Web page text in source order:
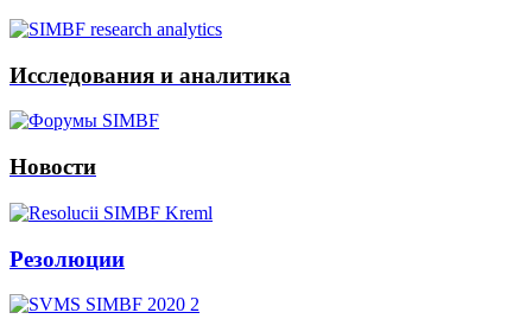
Исследования и аналитика
Новости
Резолюции